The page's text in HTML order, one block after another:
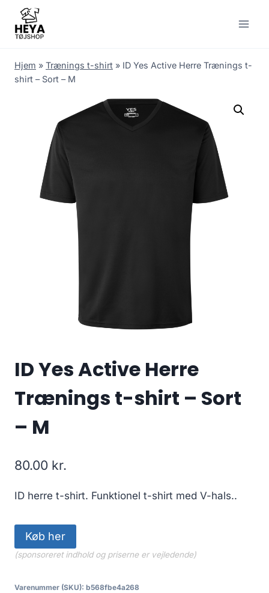
content
Hjem » Trænings t-shirt » ID Yes Active Herre Trænings t-
shirt – Sort – M
ID Yes Active Herre
Trænings t-shirt – Sort
– M
80.00 kr.
ID herre t-shirt. Funktionel t-shirt med V-hals..
Køb her
(sponsoreret indhold og priserne er vejledende)
Varenummer (SKU): b568fbe4a268